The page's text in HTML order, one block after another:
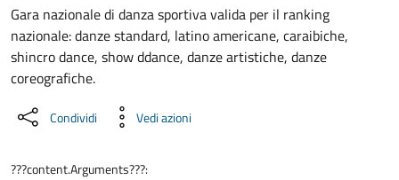
Gara nazionale di danza sportiva valida per il ranking
nazionale: danze standard, latino americane, caraibiche,
shincro dance, show ddance, danze artistiche, danze
coreografiche.
Condividi Vedi azioni
???content.Arguments???: